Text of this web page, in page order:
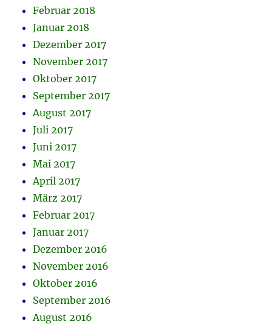
Februar 2018
Januar 2018
Dezember 2017
November 2017
Oktober 2017
September 2017
August 2017
Juli 2017
Juni 2017
Mai 2017
April 2017
März 2017
Februar 2017
Januar 2017
Dezember 2016
November 2016
Oktober 2016
September 2016
August 2016